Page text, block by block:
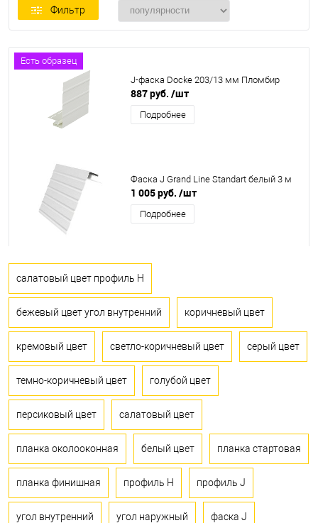
Фильтр
Есть образец
J-фаска Docke 203/13 мм Пломбир
887 руб. /шт
Подробнее
Фаска J Grand Line Standart белый 3 м
1 005 руб. /шт
Подробнее
салатовый цвет профиль H
бежевый цвет угол внутренний коричневый цвет
кремовый цвет светло-коричневый цвет серый цвет
темно-коричневый цвет голубой цвет
персиковый цвет салатовый цвет
планка околооконная белый цвет планка стартовая
планка финишная профиль H профиль J
угол внутренний угол наружный фаска J